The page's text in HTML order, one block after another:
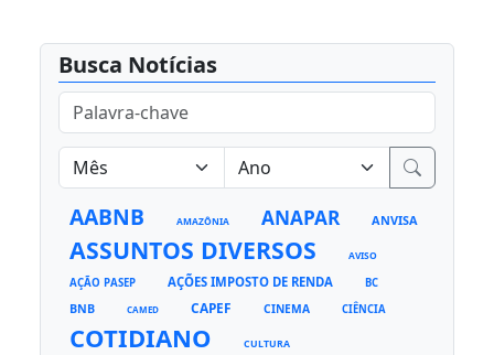
Busca Notícias
AABNB AMAZÔNIA ANAPAR ANVISA
ASSUNTOS DIVERSOS AVISO
AÇÃO PASEP AÇÕES IMPOSTO DE RENDA BC
BNB CAMED CAPEF CINEMA CIÊNCIA
COTIDIANO CULTURA